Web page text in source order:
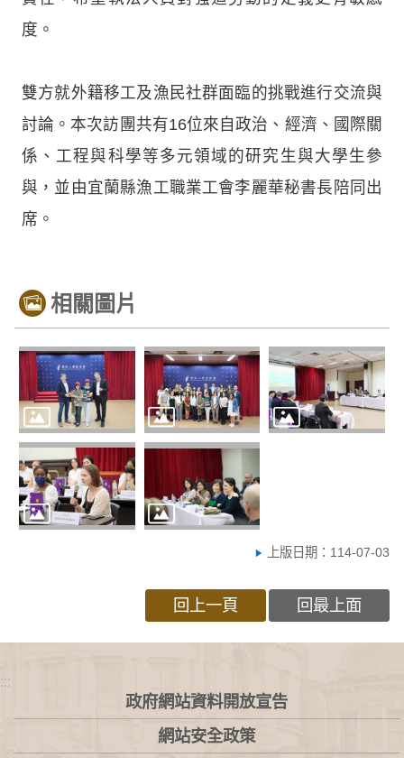
度。
雙方就外籍移工及漁民社群面臨的挑戰進行交流與
討論。本次訪團共有16位來自政治、經濟、國際關
係、工程與科學等多元領域的研究生與大學生參
與，並由宜蘭縣漁工職業工會李麗華秘書長陪同出
席。
相關圖片
上版日期：114-07-03
回上一頁 回最上面
:::
政府網站資料開放宣告
網站安全政策